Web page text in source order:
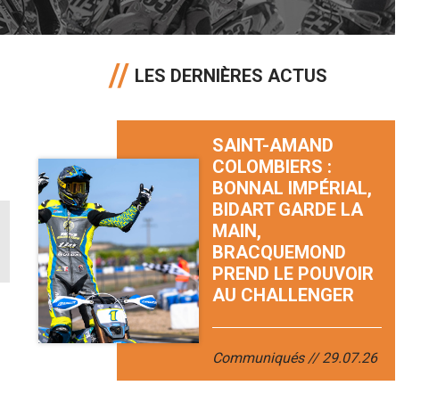
LES DERNIÈRES ACTUS
SAINT-AMAND
COLOMBIERS :
BONNAL IMPÉRIAL,
BIDART GARDE LA
MAIN,
BRACQUEMOND
PREND LE POUVOIR
AU CHALLENGER
Communiqués 29.07.26